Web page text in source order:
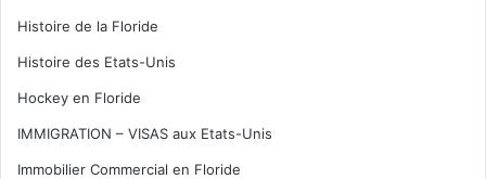
Histoire de la Floride
Histoire des Etats-Unis
Hockey en Floride
IMMIGRATION – VISAS aux Etats-Unis
Immobilier Commercial en Floride